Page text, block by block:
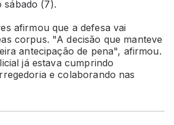
sábado (7).
afirmou que a defesa vai
corpus. "A decisão que manteve
antecipação de pena", afirmou.
já estava cumprindo
e colaborando nas